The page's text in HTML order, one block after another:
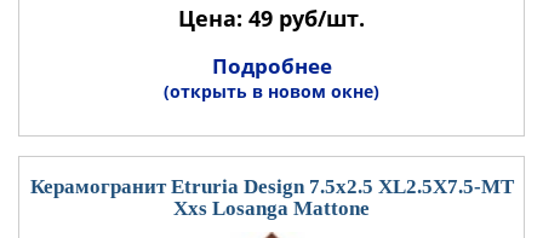
Цена: 49 руб/шт.
Подробнее
(открыть в новом окне)
Керамогранит Etruria Design 7.5x2.5 XL2.5X7.5-MT
Xxs Losanga Mattone